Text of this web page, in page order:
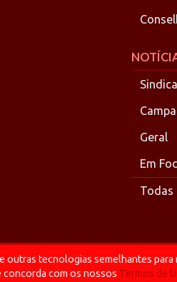
Geral
Em
Todas
outras tecnologias semelhantes
concorda com os nossos Termos de